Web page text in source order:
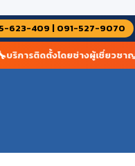
623-409 | 091-527-9070
การติดตั้งโดยช่างผู้เชี่ยวชาญ